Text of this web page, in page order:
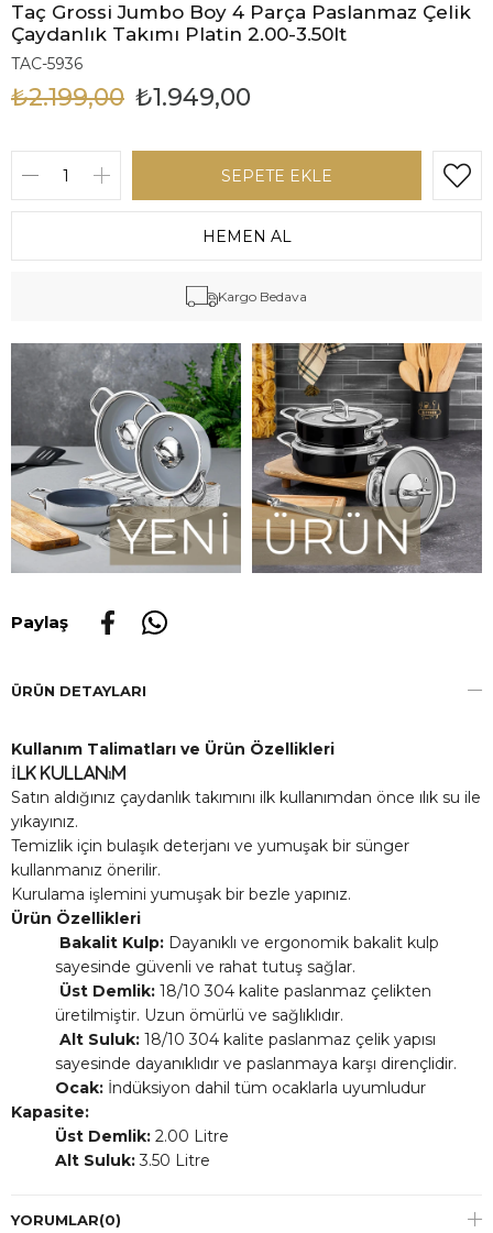
Taç Grossi Jumbo Boy 4 Parça Paslanmaz Çelik
Çaydanlık Takımı Platin 2.00-3.50lt
TAC-5936
₺2.199,00 ₺1.949,00
Kargo Bedava
Paylaş
ÜRÜN DETAYLARI
Kullanım Talimatları ve Ürün Özellikleri
İlk Kullanım
Satın aldığınız çaydanlık takımını ilk kullanımdan önce ılık su ile
yıkayınız.
Temizlik için bulaşık deterjanı ve yumuşak bir sünger
kullanmanız önerilir.
Kurulama işlemini yumuşak bir bezle yapınız.
Ürün Özellikleri
Bakalit Kulp: Dayanıklı ve ergonomik bakalit kulp
sayesinde güvenli ve rahat tutuş sağlar.
Üst Demlik: 18/10 304 kalite paslanmaz çelikten
üretilmiştir. Uzun ömürlü ve sağlıklıdır.
Alt Suluk: 18/10 304 kalite paslanmaz çelik yapısı
sayesinde dayanıklıdır ve paslanmaya karşı dirençlidir.
Ocak: İndüksiyon dahil tüm ocaklarla uyumludur
Kapasite:
Üst Demlik: 2.00 Litre
Alt Suluk:3.50 Litre
YORUMLAR(0)